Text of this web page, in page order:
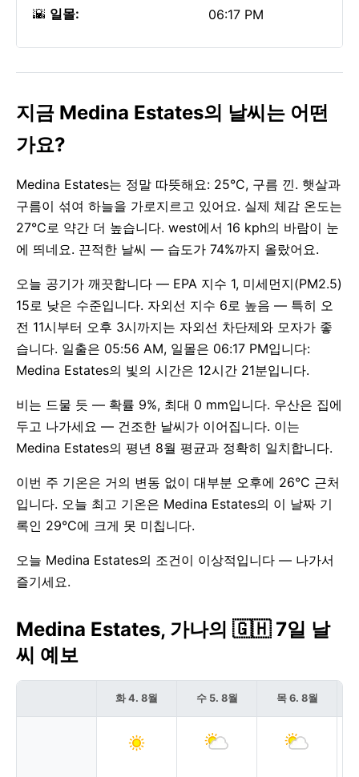
🌇 일몰: 06:17 PM
지금 Medina Estates의 날씨는 어떤
가요?
Medina Estates는 정말 따뜻해요: 25°C, 구름 낀. 햇살과
구름이 섞여 하늘을 가로지르고 있어요. 실제 체감 온도는
27°C로 약간 더 높습니다. west에서 16 kph의 바람이 눈
에 띄네요. 끈적한 날씨 — 습도가 74%까지 올랐어요.
오늘 공기가 깨끗합니다 — EPA 지수 1, 미세먼지(PM2.5)
15로 낮은 수준입니다. 자외선 지수 6로 높음 — 특히 오
전 11시부터 오후 3시까지는 자외선 차단제와 모자가 좋
습니다. 일출은 05:56 AM, 일몰은 06:17 PM입니다:
Medina Estates의 빛의 시간은 12시간 21분입니다.
비는 드물 듯 — 확률 9%, 최대 0 mm입니다. 우산은 집에
두고 나가세요 — 건조한 날씨가 이어집니다. 이는
Medina Estates의 평년 8월 평균과 정확히 일치합니다.
이번 주 기온은 거의 변동 없이 대부분 오후에 26°C 근처
입니다. 오늘 최고 기온은 Medina Estates의 이 날짜 기
록인 29°C에 크게 못 미칩니다.
오늘 Medina Estates의 조건이 이상적입니다 — 나가서
즐기세요.
Medina Estates, 가나의 🇬🇭 7일 날
씨 예보
화 4. 8월 수 5. 8월 목 6. 8월